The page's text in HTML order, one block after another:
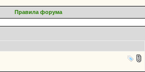
Правила форума